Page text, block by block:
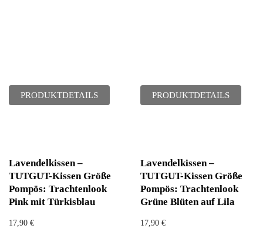
PRODUKTDETAILS PRODUKTDETAILS
Lavendelkissen –
TUTGUT-Kissen Größe
Pompös: Trachtenlook
Pink mit Türkisblau
17,90 €
Lavendelkissen –
TUTGUT-Kissen Größe
Pompös: Trachtenlook
Grüne Blüten auf Lila
17,90 €